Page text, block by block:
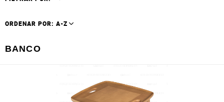
BANCO
ORDENAR POR: A-Z